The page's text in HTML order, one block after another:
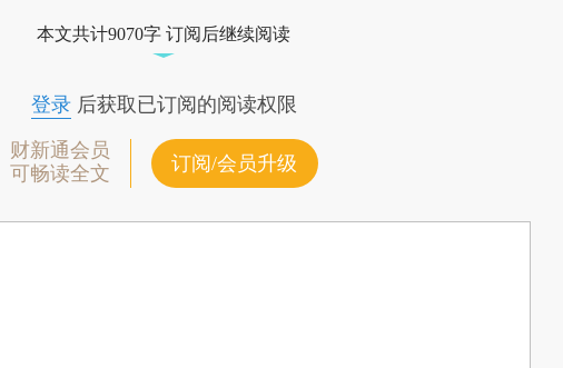
本文共计9070字 订阅后继续阅读
登录后获取已订阅的阅读权限
财新通会员
可畅读全文
订阅/会员升级